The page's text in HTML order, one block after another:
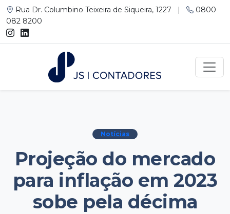
Rua Dr. Columbino Teixeira de Siqueira, 1227 |
0800
082 8200
Notícias
Projeção do mercado
para inflação em 2023
sobe pela décima